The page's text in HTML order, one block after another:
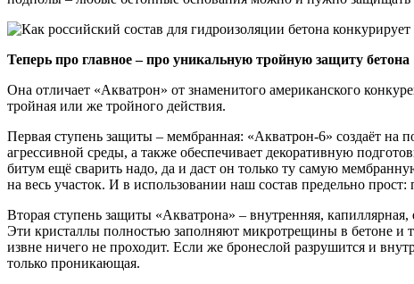
Теперь про главное – про уникальную тройную защиту бетона
Она отличает «Акватрон» от знаменитого американского
тройная или же тройного действия.
Первая ступень защиты – мембранная: «Акватрон-6» создаёт на
агрессивной среды, а также обеспечивает декоративную
битум ещё сварить надо, да и даст он только ту самую
на весь участок. И в использовании наш состав предельно
Вторая ступень защиты «Акватрона» – внутренняя,
Эти кристаллы полностью заполняют микротрещины в бетоне и
извне ничего не проходит. Если же бронеслой разрушится и
только проникающая.